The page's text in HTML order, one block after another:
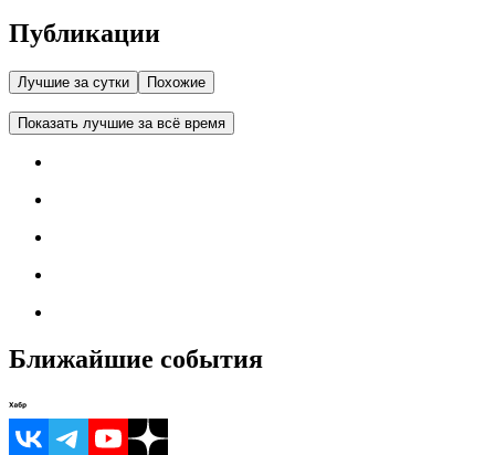
Публикации
Лучшие за сутки Похожие
Показать лучшие за всё время
Ближайшие события